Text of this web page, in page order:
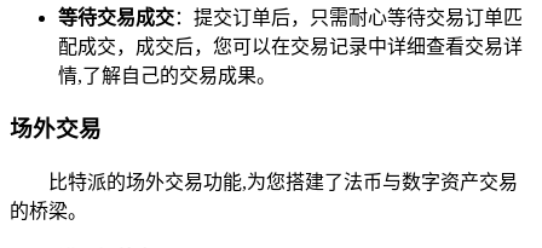
等待交易成交：提交订单后，只需耐心等待交易订单匹
配成交，成交后，您可以在交易记录中详细查看交易详
情,了解自己的交易成果。
场外交易
比特派的场外交易功能,为您搭建了法币与数字资产交易
的桥梁。